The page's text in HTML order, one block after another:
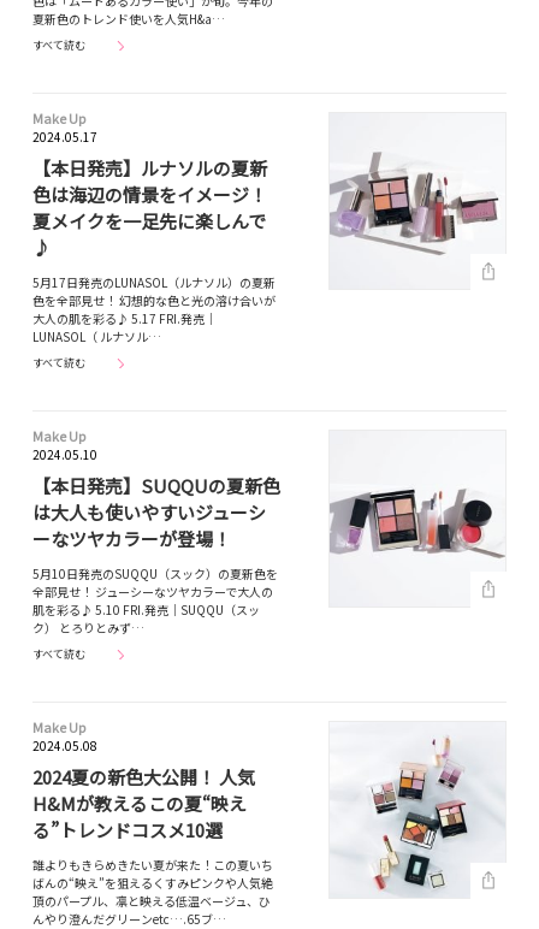
夏新色のトレンド使いを人気H&a…
すべて読む
Make Up
2024.05.17
【本日発売】ルナソルの夏新
色は海辺の情景をイメージ！
夏メイクを一足先に楽しんで
♪
5月17日発売のLUNASOL（ルナソル）の夏新
色を全部見せ！ 幻想的な色と光の溶け合いが
大人の肌を彩る♪ 5.17 FRI.発売｜
LUNASOL（ ルナソル…
すべて読む
Make Up
2024.05.10
【本日発売】SUQQUの夏新色
は大人も使いやすいジューシ
ーなツヤカラーが登場！
5月10日発売のSUQQU（スック）の夏新色を
全部見せ！ ジューシーなツヤカラーで大人の
肌を彩る♪ 5.10 FRI.発売｜SUQQU（スッ
ク） とろりとみず…
すべて読む
Make Up
2024.05.08
2024夏の新色大公開！ 人気
H&Mが教えるこの夏“映え
る”トレンドコスメ10選
誰よりもきらめきたい夏が来た！この夏いち
ばんの“映え”を狙えるくすみピンクや人気絶
頂のパープル、凛と映える低温ベージュ、ひ
んやり澄んだグリーンetc….65ブ…